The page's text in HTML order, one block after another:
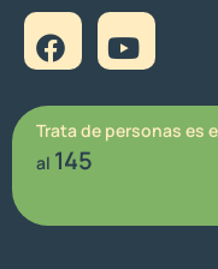
Trata de personas es
al 145